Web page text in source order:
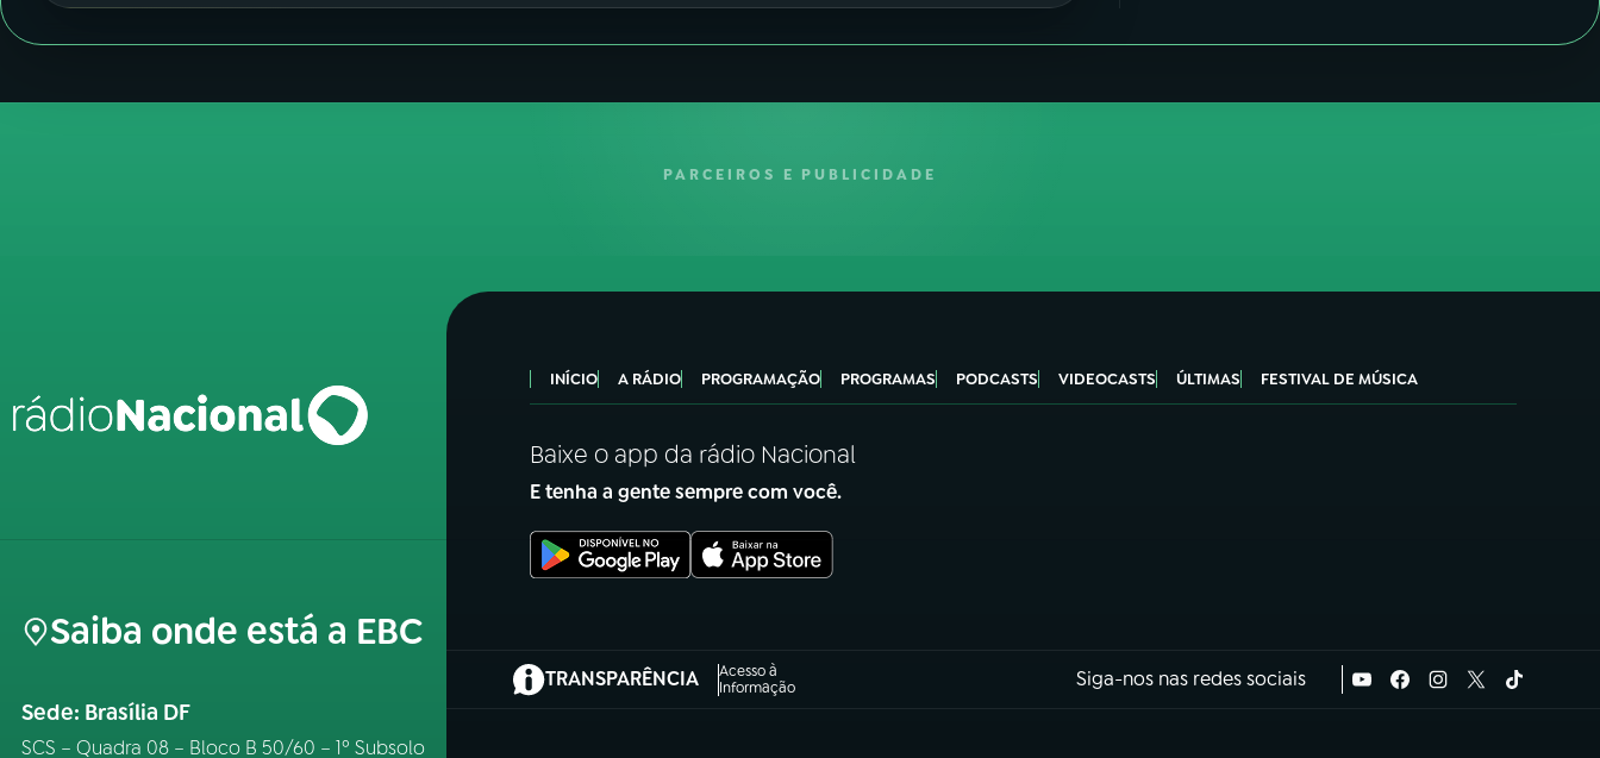
PARCEIROS E PUBLICIDADE
Saiba onde está a EBC
Sede: Brasília DF
SCS – Quadra 08 – Bloco B 50/60 – 1º Subsolo
INÍCIO A RÁDIO PROGRAMAÇÃO PROGRAMAS PODCASTS VIDEOCASTS ÚLTIMAS FESTIVAL DE MÚSICA
Baixe o app da rádio Nacional
E tenha a gente sempre com você.
TRANSPARÊNCIA
Acesso à
Informação
(abre em nova aba) Siga-nos nas redes sociais